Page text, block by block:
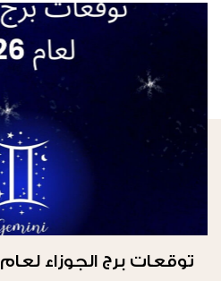
توقعات برج الجوزاء لعام 2026